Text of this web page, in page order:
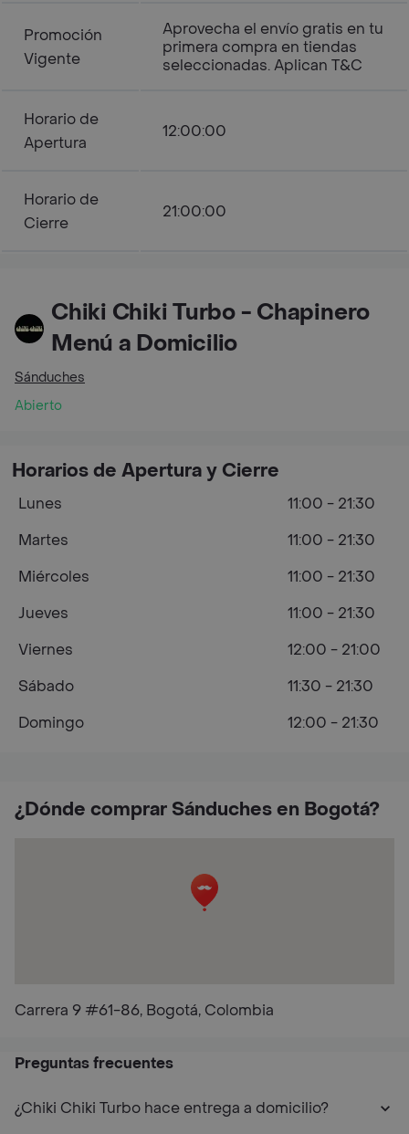
Promoción
Vigente
Aprovecha el envío gratis en tu
primera compra en tiendas
seleccionadas. Aplican T&C
Horario de
Apertura
12:00:00
Horario de
Cierre
21:00:00
Chiki Chiki Turbo - Chapinero
Menú a Domicilio
Sánduches
Abierto
¿Dónde comprar Sánduches en Bogotá?
Carrera 9 #61-86, Bogotá, Colombia
Horarios de Apertura y Cierre
Lunes
11:00 - 21:30
Martes
11:00 - 21:30
Miércoles
11:00 - 21:30
Jueves
11:00 - 21:30
Viernes
12:00 - 21:00
Sábado
11:30 - 21:30
Domingo
12:00 - 21:30
Preguntas frecuentes
¿Chiki Chiki Turbo hace entrega a domicilio?